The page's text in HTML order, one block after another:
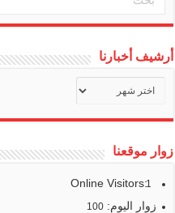
أرشيف أخبارنا
أخبارنا
زوار موقعنا
Online Visitors:
1
زوار اليوم:100